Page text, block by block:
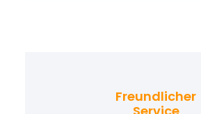
Freundlicher